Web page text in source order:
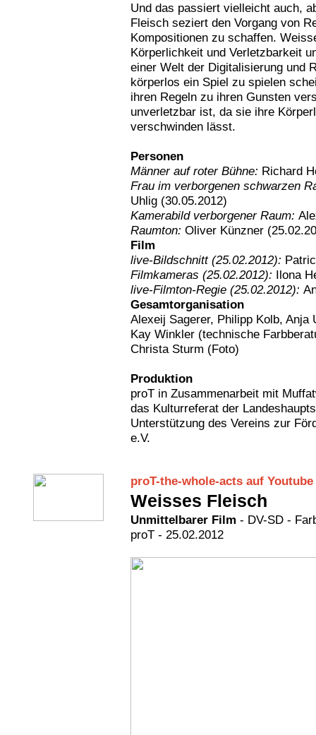
Und das passiert vielleicht auch,
Fleisch seziert den Vorgang von
Kompositionen zu schaffen.
Körperlichkeit und Verletzbarkeit
einer Welt der Digitalisierung und
körperlos ein Spiel zu spielen
ihren Regeln zu ihren Gunsten
unverletzbar ist, da sie ihre
verschwinden lässt.
Personen
Männer auf roter Bühne: Richard
Frau im verborgenen schwarzen
Uhlig (30.05.2012)
Kamerabild verborgener Raum:
Raumton: Oliver Künzner
Film
live-Bildschnitt (25.02.2012):
Filmkameras (25.02.2012): Ilona
live-Filmton-Regie (25.02.2012):
Gesamtorganisation
Alexeij Sagerer, Philipp Kolb, Anja
Kay Winkler (technische
Christa Sturm (Foto)
Produktion
proT in Zusammenarbeit mit
das Kulturreferat der
Unterstützung des Vereins zur
e.V.
proT-the-whole-acts auf
Weisses Fleisch
Unmittelbarer Film - DV-SD -
proT - 25.02.2012